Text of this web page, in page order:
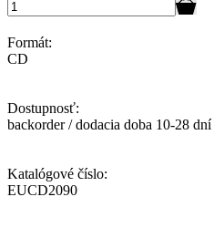
Formát:
CD
Dostupnosť:
backorder / dodacia doba 10-28 dní
Katalógové číslo:
EUCD2090